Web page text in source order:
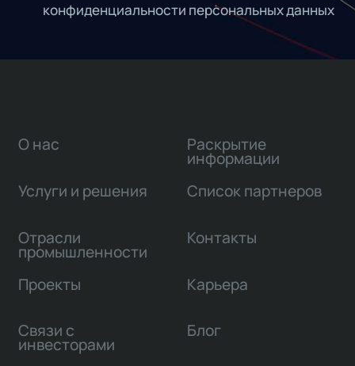
конфиденциальности персональных данных
О нас
Услуги и решения
Отрасли
промышленности
Проекты
Связи с
инвесторами
Раскрытие
информации
Список партнеров
Контакты
Карьера
Блог